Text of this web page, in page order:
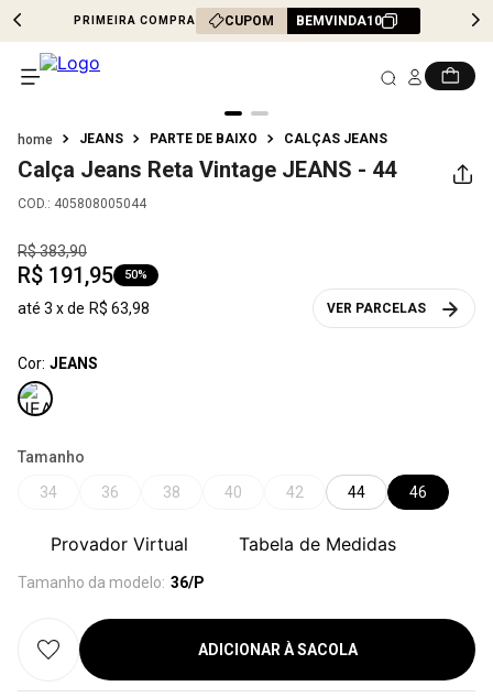
PRIMEIRA COMPRA CUPOM BEMVINDA10
JEANS PARTE DE BAIXO CALÇAS JEANS
Calça Jeans Reta Vintage JEANS - 44
COD.: 405808005044
R$383,90
R$ 191,95 50%
até 3 x de R$ 63,98 VER PARCELAS
Cor: JEANS
Tamanho
34
36 38 40 42 44 46
Provador Virtual Tabela de Medidas
Tamanho da modelo: 36/P
ADICIONAR À SACOLA